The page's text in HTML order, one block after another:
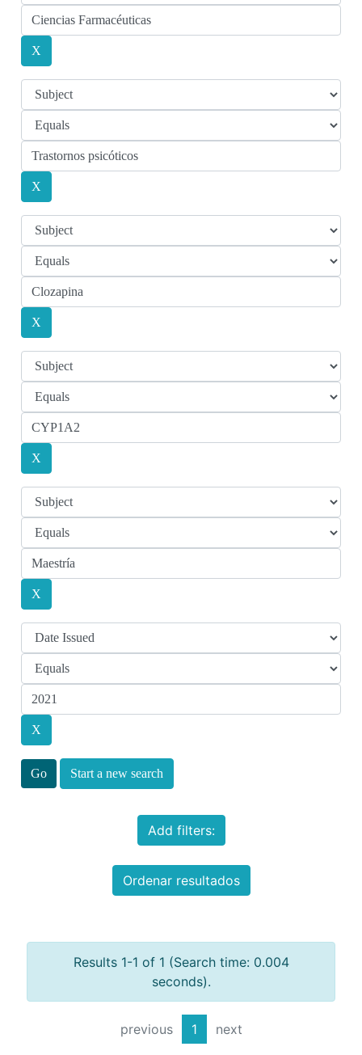
Start a new search
Add filters:
Ordenar resultados
Results 1-1 of 1 (Search time: 0.004
seconds).
previous 1 next